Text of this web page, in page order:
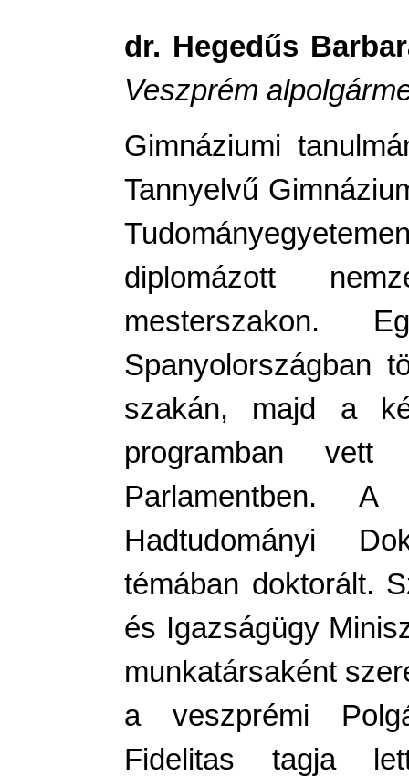
dr. Hegedűs
Veszprém
Gimnáziumi
Tannyelvű
diplomázott
Spanyolországban
szakán, majd a
programban
Parlamentben. A
Hadtudományi
témában doktorált.
és Igazságügy
munkatársaként
a veszprémi
Fidelitas tagja